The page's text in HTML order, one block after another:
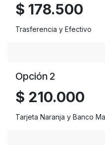
$ 178.500
Trasferencia y Efectivo
Opción 2
$ 210.000
Tarjeta Naranja y Banco